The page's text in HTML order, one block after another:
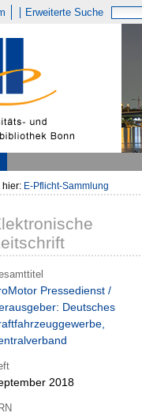
Erweiterte Suche
hier: E-Pflicht-Sammlung
Pressedienst /
Deutsches
2018